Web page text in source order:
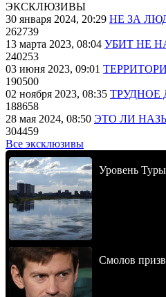
ЭКСКЛЮЗИВЫ
30 января 2024, 20:29 НЕ ЗА
262739
13 марта 2023, 08:04 УБИТ НЕ
240253
03 июня 2023, 09:01
190500
02 ноября 2023, 08:35 ТРУДНОЕ
188658
28 мая 2024, 08:50 ЭТО ЛИ
304459
Все эксклюзивы
Уровень
Смолов